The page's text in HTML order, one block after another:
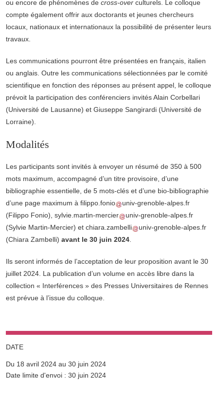
ou encore de phénomènes de cross-over culturels. Le colloque
compte également offrir aux doctorants et jeunes chercheurs
locaux, nationaux et internationaux la possibilité de présenter leurs
travaux.
Les communications pourront être présentées en français, italien
ou anglais. Outre les communications sélectionnées par le comité
scientifique en fonction des réponses au présent appel, le colloque
prévoit la participation des conférenciers invités Alain Corbellari
(Université de Lausanne) et Giuseppe Sangirardi (Université de
Lorraine).
Modalités
Les participants sont invités à envoyer un résumé de 350 à 500
mots maximum, accompagné d’un titre provisoire, d’une
bibliographie essentielle, de 5 mots-clés et d’une bio-bibliographie
d’une page maximum à filippo.fonio
univ-grenoble-alpes.fr
(Filippo Fonio), sylvie.martin-mercier
univ-grenoble-alpes.fr
(Sylvie Martin-Mercier) et chiara.zambelli
univ-grenoble-alpes.fr
(Chiara Zambelli) avant le 30 juin 2024.
Ils seront informés de l’acceptation de leur proposition avant le 30
juillet 2024. La publication d’un volume en accès libre dans la
collection « Interférences » des Presses Universitaires de Rennes
est prévue à l’issue du colloque.
DATE
Du 18 avril 2024 au 30 juin 2024
Complément date
Date limite d'envoi : 30 juin 2024